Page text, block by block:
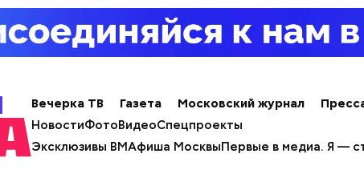
Вечерка ТВ Газета Московский журнал
НовостиФотоВидеоСпецпроекты
Эксклюзивы ВМАфиша МосквыПервые в медиа. Я —